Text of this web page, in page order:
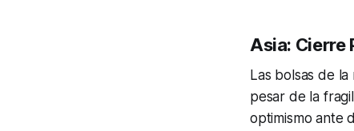
Asia: Cierre
Las bolsas de
pesar de la
optimismo ante